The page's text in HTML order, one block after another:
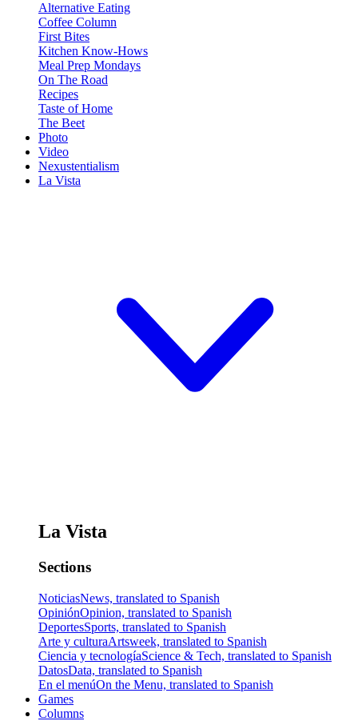
Alternative Eating
Coffee Column
First Bites
Kitchen Know-Hows
Meal Prep Mondays
On The Road
Recipes
Taste of Home
The Beet
Photo
Video
Nexustentialism
La Vista
La Vista
Sections
NoticiasNews, translated to Spanish
OpiniónOpinion, translated to Spanish
DeportesSports, translated to Spanish
Arte y culturaArtsweek, translated to Spanish
Ciencia y tecnologíaScience & Tech, translated to Spanish
DatosData, translated to Spanish
En el menúOn the Menu, translated to Spanish
Games
Columns